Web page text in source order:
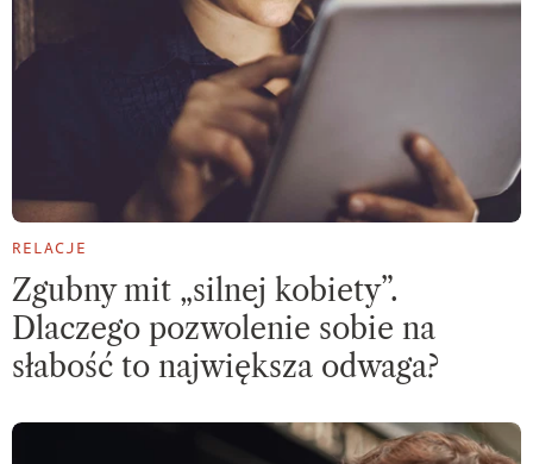
RELACJE
Zgubny mit „silnej kobiety”.
Dlaczego pozwolenie sobie na
słabość to największa odwaga?